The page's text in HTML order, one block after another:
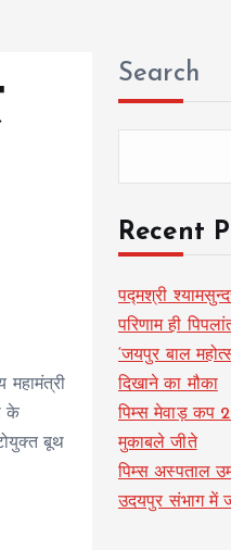
महामंत्री
के
बूथ
Search
Recent
पद्मश्री
परिणाम ही
‘जयपुर बाल
दिखाने का मौका
पिम्स मेवाड़ कप
मुकाबले जीते
पिम्स अस्पताल
उदयपुर संभाग में